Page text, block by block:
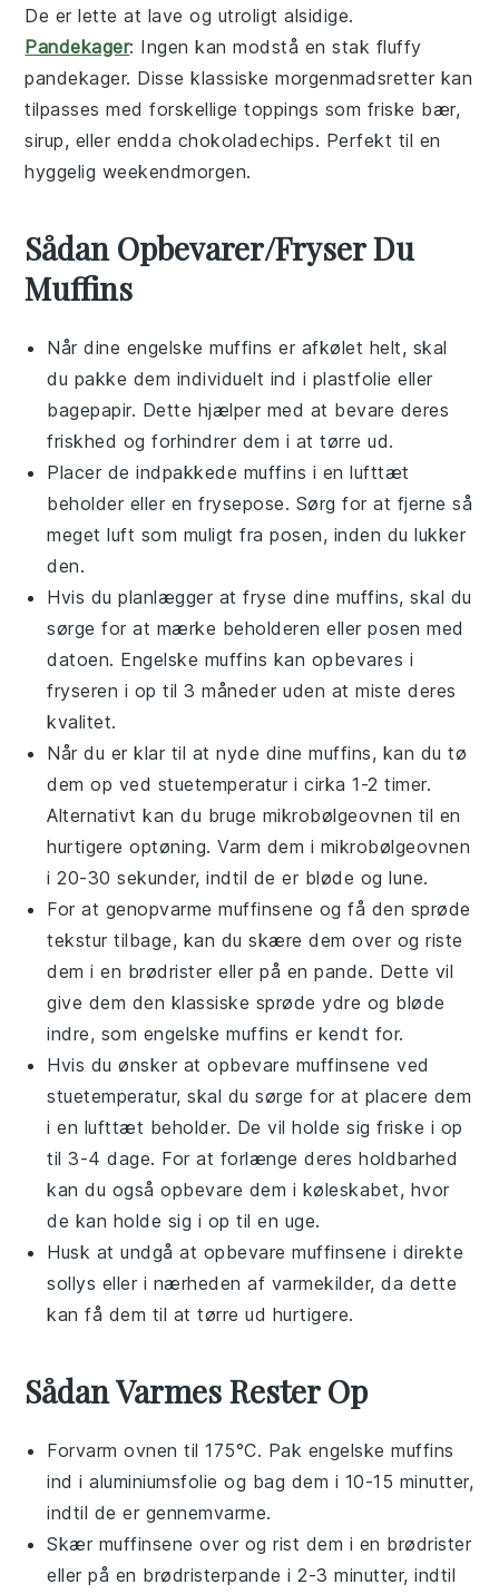
De er lette at lave og utroligt alsidige.
Pandekager: Ingen kan modstå en stak fluffy
pandekager. Disse klassiskemorgenmadsretter kan
tilpasses med forskellige toppings som friske bær,
sirup, eller endda chokoladechips. Perfekt til en
hyggelig weekendmorgen.
Sådan Opbevarer/Fryser Du
Muffins
Når dine engelske muffins er afkølet helt, skal
du pakke dem individuelt ind i plastfolie eller
bagepapir. Dette hjælper med at bevare deres
friskhed og forhindrer dem i at tørre ud.
Placer de indpakkede muffins i en lufttæt
beholder eller en frysepose. Sørg for at fjerne så
meget luft som muligt fra posen, inden du lukker
den.
Hvis du planlægger at fryse dine muffins, skal du
sørge for at mærke beholderen eller posen med
datoen. Engelske muffins kan opbevares i
fryseren i op til 3 måneder uden at miste deres
kvalitet.
Når du er klar til at nyde dine muffins, kan du tø
dem op ved stuetemperatur i cirka 1-2 timer.
Alternativt kan du bruge mikrobølgeovnen til en
hurtigere optøning. Varm dem i mikrobølgeovnen
i 20-30 sekunder, indtil de er bløde og lune.
For at genopvarme muffinsene og få den sprøde
tekstur tilbage, kan du skære dem over og riste
dem i en brødrister eller på en pande. Dette vil
give dem den klassiske sprøde ydre og bløde
indre, som engelske muffins er kendt for.
Hvis du ønsker at opbevare muffinsene ved
stuetemperatur, skal du sørge for at placere dem
i en lufttæt beholder. De vil holde sig friske i op
til 3-4 dage. For at forlænge deres holdbarhed
kan du også opbevare dem i køleskabet, hvor
de kan holde sig i op til en uge.
Husk at undgå at opbevare muffinsene i direkte
sollys eller i nærheden af varmekilder, da dette
kan få dem til at tørre ud hurtigere.
Sådan Varmes Rester Op
Forvarm ovnen til 175°C. Pak engelske muffins
ind ialuminiumsfolie og bag dem i 10-15 minutter,
indtil de er gennemvarme.
Skær muffinsene over og rist dem i en brødrister
eller på en brødristerpande i 2-3 minutter, indtil